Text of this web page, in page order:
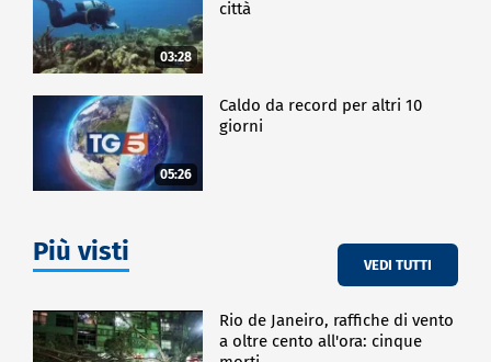
03:28
città
05:26
Caldo da record per altri 10
giorni
Più visti VEDI TUTTI
Rio de Janeiro, raffiche di vento
a oltre cento all'ora: cinque